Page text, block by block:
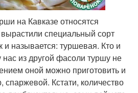
на Кавказе относятся
специальный сорт
и называется: туршевая. Кто и
нас из другой фасоли туршу не
оной можно приготовить и
спаржевой. Кстати, количество